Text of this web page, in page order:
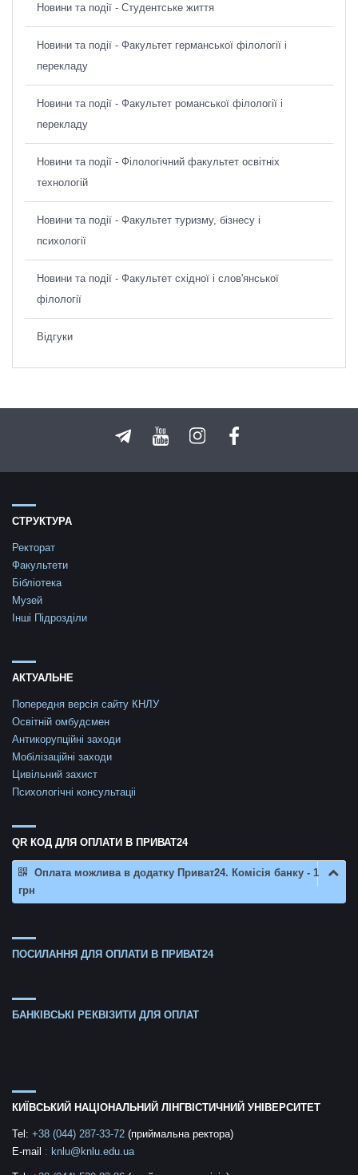
Новини та події - Студентське життя
Новини та події - Факультет германської філології і
перекладу
Новини та події - Факультет романської філології і
перекладу
Новини та події - Філологічний факультет освітніх
технологій
Новини та події - Факультет туризму, бізнесу і
психології
Новини та події - Факультет східної і слов'янської
філології
Відгуки
СТРУКТУРА
Ректорат
Факультети
Бібліотека
Музей
Інші Підрозділи
АКТУАЛЬНЕ
Попередня версія сайту КНЛУ
Освітній омбудсмен
Антикорупційні заходи
Мобілізаційні заходи
Цивільний захист
Психологічні консультаціі
QR КОД ДЛЯ ОПЛАТИ В ПРИВАТ24
Оплата можлива в додатку Приват24. Комісія банку - 1
грн
ПОСИЛАННЯ ДЛЯ ОПЛАТИ В ПРИВАТ24
БАНКІВСЬКІ РЕКВІЗИТИ ДЛЯ ОПЛАТ
КИЇВСЬКИЙ НАЦІОНАЛЬНИЙ ЛІНГВІСТИЧНИЙ УНІВЕРСИТЕТ
Tel: +38 (044) 287-33-72 (приймальна ректора)
E-mail : knlu@knlu.edu.ua